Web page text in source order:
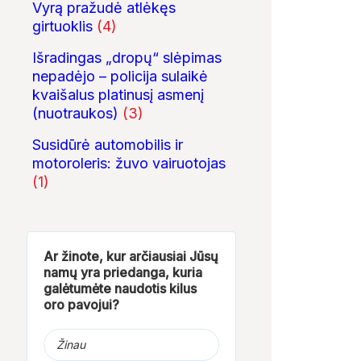
Vyrą pražudė atlėkęs
girtuoklis (4)
Išradingas „dropų“ slėpimas
nepadėjo – policija sulaikė
kvaišalus platinusį asmenį
(nuotraukos) (3)
Susidūrė automobilis ir
motoroleris: žuvo vairuotojas
(1)
Ar žinote, kur arčiausiai Jūsų
namų yra priedanga, kuria
galėtumėte naudotis kilus
oro pavojui?
Žinau